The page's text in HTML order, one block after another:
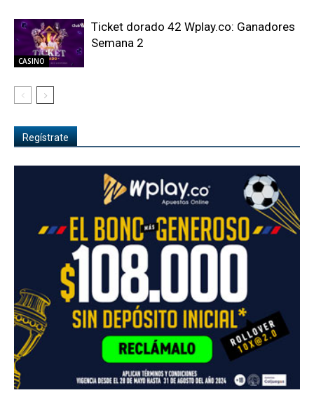
CASINO
Ticket dorado 42 Wplay.co: Ganadores
Semana 2
Regístrate